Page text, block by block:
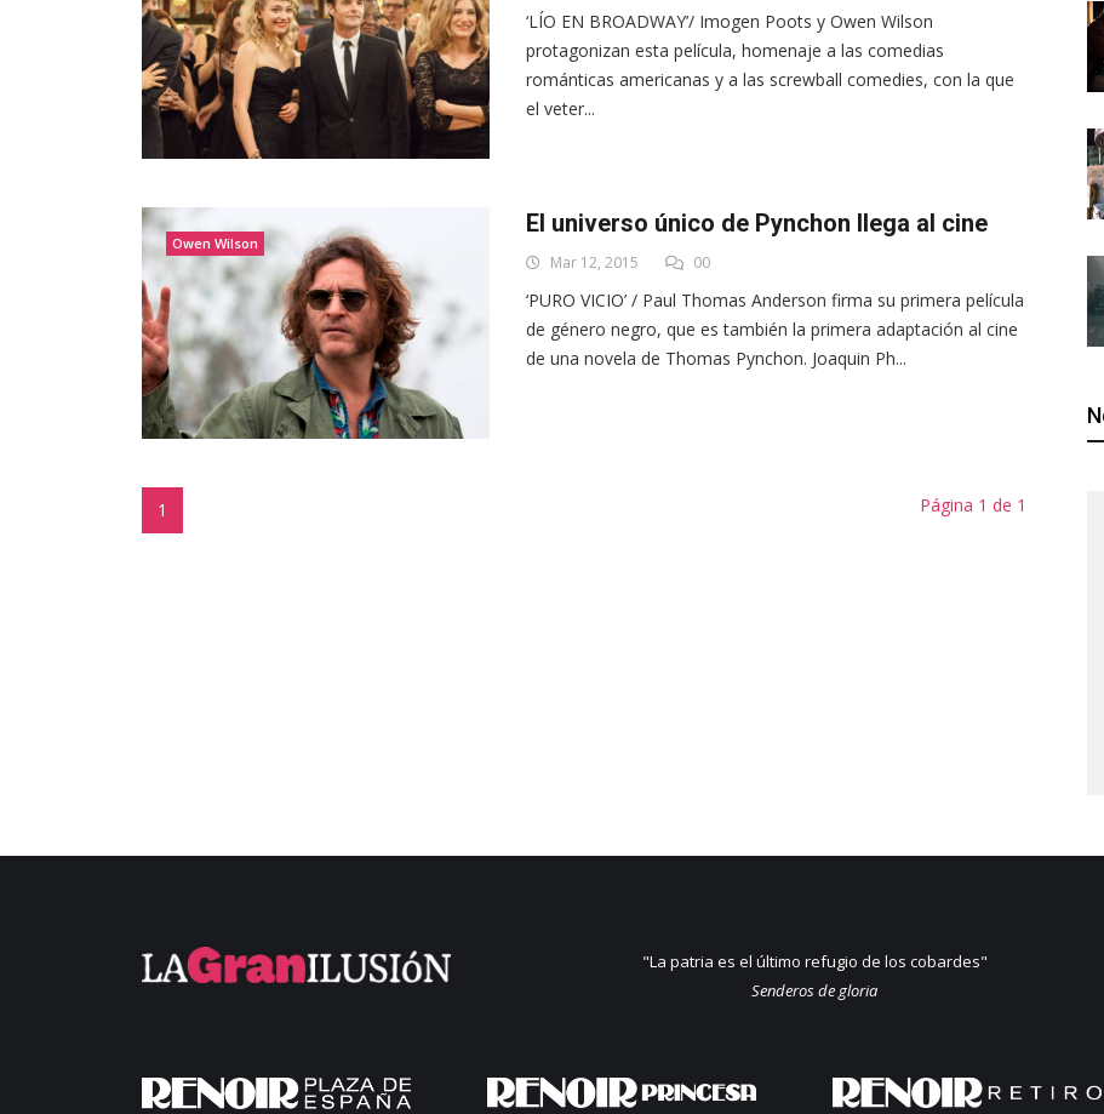
‘LÍO EN BROADWAY’/ Imogen Poots y Owen Wilson
protagonizan esta película, homenaje a las comedias
románticas americanas y a las screwball comedies, con la que
el veter...
Owen Wilson
El universo único de Pynchon llega al cine
Mar 12, 2015 00
‘PURO VICIO’ / Paul Thomas Anderson firma su primera película
de género negro, que es también la primera adaptación al cine
de una novela de Thomas Pynchon. Joaquin Ph...
1 Página 1 de 1
"La patria es el último refugio de los cobardes"
Senderos de gloria